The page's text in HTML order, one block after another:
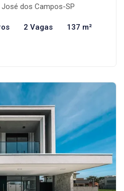
José dos Campos-SP
2 Vagas 137 m²